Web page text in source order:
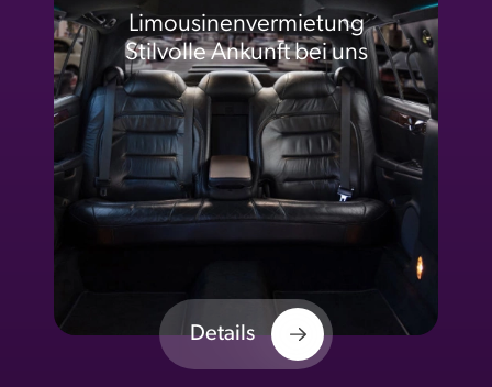
Limousinenvermietung
Stilvolle Ankunft bei uns
Details